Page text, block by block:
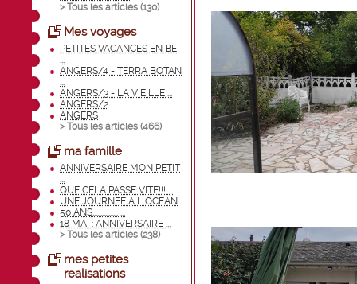
> Tous les articles (130)
Mes voyages
PETITES VACANCES EN BE
...
ANGERS/4 - TERRA BOTAN
...
ANGERS/3 - LA VIEILLE ...
ANGERS/2
ANGERS
> Tous les articles (466)
ma famille
ANNIVERSAIRE MON PETIT
...
QUE CELA PASSE VITE!!! ...
UNE JOURNEE A L OCEAN
50 ANS................ ...
18 MAI : ANNIVERSAIRE ...
> Tous les articles (238)
mes petites
realisations